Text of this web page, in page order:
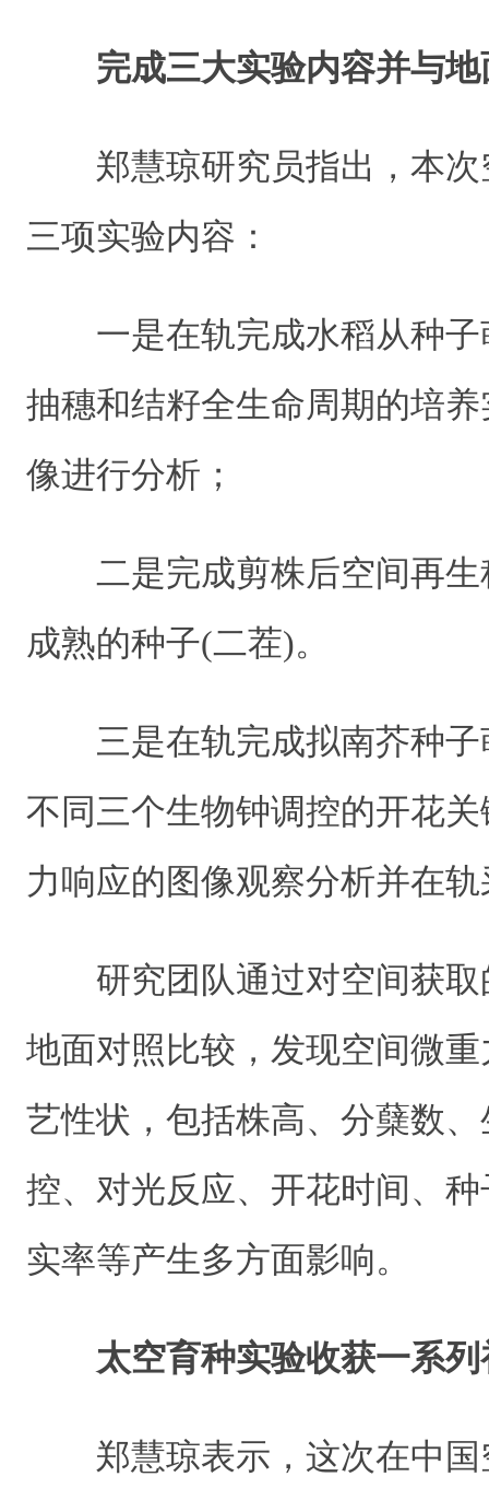
完成三大实验内容并与
郑慧琼研究员指出，本次
三项实验内容：
一是在轨完成水稻从种子
抽穗和结籽全生命周期的培
像进行分析；
二是完成剪株后空间再生
成熟的种子(二茬)。
三是在轨完成拟南芥种子
不同三个生物钟调控的开花
力响应的图像观察分析并在
研究团队通过对空间获取
地面对照比较，发现空间微
艺性状，包括株高、分蘖数
控、对光反应、开花时间、
实率等产生多方面影响。
太空育种实验收获一系列
郑慧琼表示，这次在中国